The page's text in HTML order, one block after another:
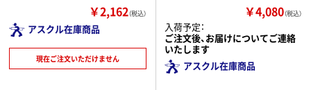
￥2,162（税込）
アスクル在庫商品
現在ご注文いただけません
￥4,080（税込）
入荷予定：
ご注文後、お届けについてご連絡
いたします
アスクル在庫商品